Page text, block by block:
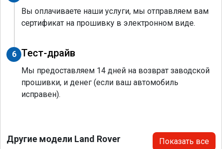
Вы оплачиваете наши услуги, мы отправляем вам
сертификат на прошивку в электронном виде.
6 Тест-драйв
Мы предоставляем 14 дней на возврат заводской
прошивки, и денег (если ваш автомобиль
исправен).
Другие модели Land Rover Показать все